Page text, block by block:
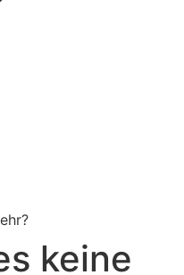
keine